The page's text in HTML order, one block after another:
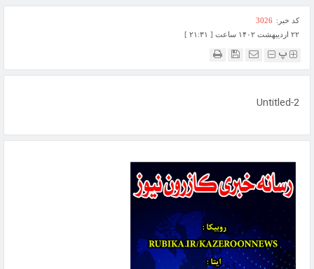
کد خبر: 3026
۲۲ اردیبهشت ۱۴۰۲ ساعت [ ۲۱:۳۱ ]
پ
Untitled-2